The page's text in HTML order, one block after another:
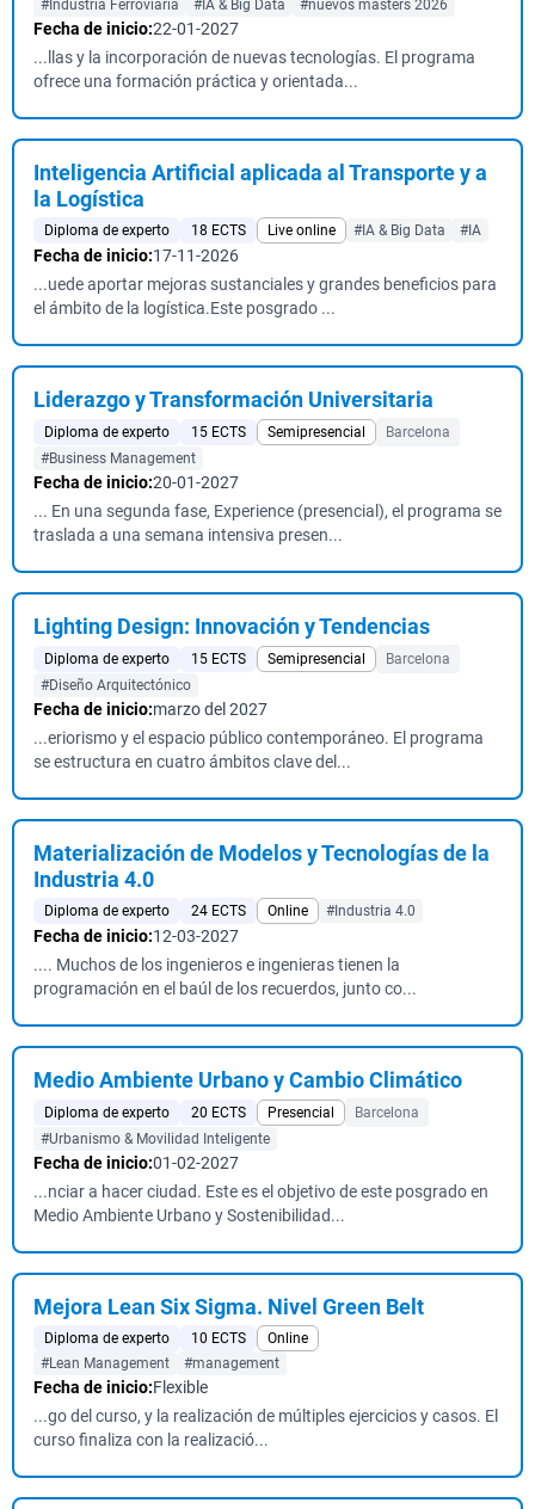
#Industria Ferroviaria
#IA & Big Data #nuevos masters 2026
Fecha de inicio:22-01-2027
...llas y la incorporación de nuevas tecnologías. El programa
ofrece una formación práctica y orientada...
Inteligencia Artificial aplicada al Transporte y a
la Logística
Diploma de experto 18 ECTS Live online #IA & Big Data #IA
Fecha de inicio:17-11-2026
...uede aportar mejoras sustanciales y grandes beneficios para
el ámbito de la logística.Este posgrado ...
Liderazgo y Transformación Universitaria
Diploma de experto 15 ECTS Semipresencial
Barcelona
#Business Management
Fecha de inicio:20-01-2027
... En una segunda fase, Experience (presencial), el programa se
traslada a una semana intensiva presen...
Lighting Design: Innovación y Tendencias
Diploma de experto 15 ECTS Semipresencial
Barcelona
#Diseño Arquitectónico
Fecha de inicio:marzo del 2027
...eriorismo y el espacio público contemporáneo. El programa
se estructura en cuatro ámbitos clave del...
Materialización de Modelos y Tecnologías de la
Industria 4.0
Diploma de experto 24 ECTS Online #Industria 4.0
Fecha de inicio:12-03-2027
.... Muchos de los ingenieros e ingenieras tienen la
programación en el baúl de los recuerdos, junto co...
Medio Ambiente Urbano y Cambio Climático
Diploma de experto 20 ECTS Presencial
Barcelona
#Urbanismo & Movilidad Inteligente
Fecha de inicio:01-02-2027
...nciar a hacer ciudad. Este es el objetivo de este posgrado en
Medio Ambiente Urbano y Sostenibilidad...
Mejora Lean Six Sigma. Nivel Green Belt
Diploma de experto 10 ECTS
Online
#Lean Management
#management
Fecha de inicio:Flexible
...go del curso, y la realización de múltiples ejercicios y casos. El
curso finaliza con la realizació...